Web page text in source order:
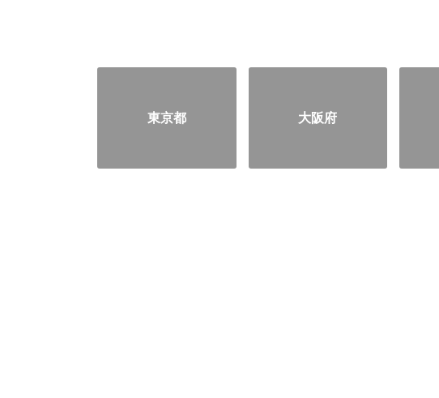
東京都 大阪府